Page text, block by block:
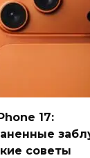
17:
советы